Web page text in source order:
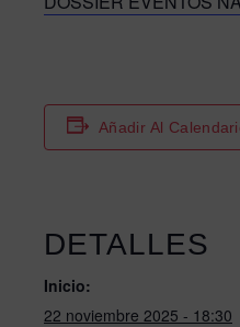
Añadir Al
DETALLES
Inicio:
22 noviembre 2025 - 18:30